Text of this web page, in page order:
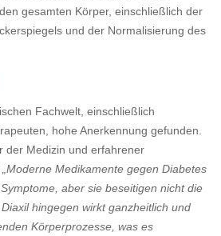
gesamten Körper, einschließlich der
und der Normalisierung des
Fachwelt, einschließlich
hohe Anerkennung gefunden.
der Medizin und erfahrener
„Moderne Medikamente gegen Diabetes
aber sie beseitigen nicht die
hingegen wirkt ganzheitlich und
Körperprozesse, was es